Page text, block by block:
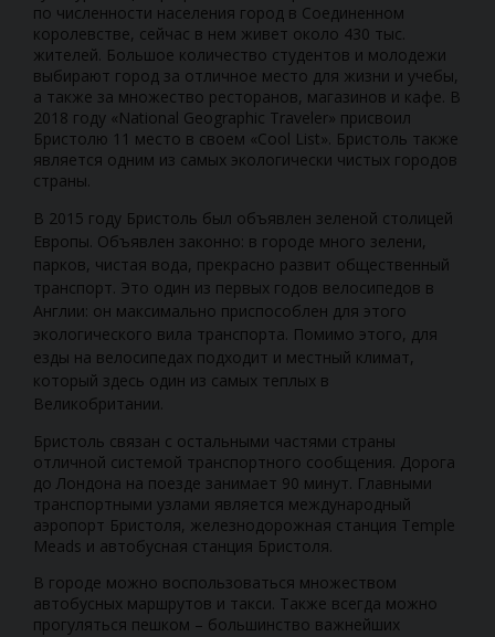
по численности населения город в Соединенном
королевстве, сейчас в нем живет около 430 тыс.
жителей. Большое количество студентов и молодежи
выбирают город за отличное место для жизни и учебы,
а также за множество ресторанов, магазинов и кафе. В
2018 году «National Geographic Traveler» присвоил
Бристолю 11 место в своем «Cool List». Бристоль также
является одним из самых экологически чистых городов
страны.
В 2015 году Бристоль был объявлен зеленой столицей
Европы. Объявлен законно: в городе много зелени,
парков, чистая вода, прекрасно развит общественный
транспорт. Это один из первых годов велосипедов в
Англии: он максимально приспособлен для этого
экологического вила транспорта. Помимо этого, для
езды на велосипедах подходит и местный климат,
который здесь один из самых теплых в
Великобритании.
Бристоль связан с остальными частями страны
отличной системой транспортного сообщения. Дорога
до Лондона на поезде занимает 90 минут. Главными
транспортными узлами является международный
аэропорт Бристоля, железнодорожная станция Temple
Meads и автобусная станция Бристоля.
В городе можно воспользоваться множеством
автобусных маршрутов и такси. Также всегда можно
прогуляться пешком – большинство важнейших